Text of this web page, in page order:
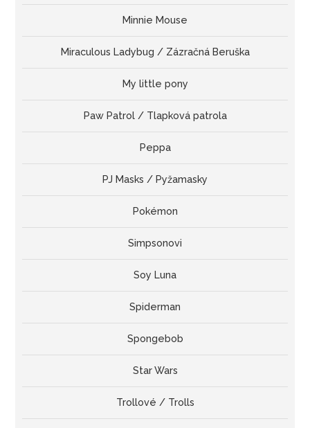
Minnie Mouse
Miraculous Ladybug / Zázračná Beruška
My little pony
Paw Patrol / Tlapková patrola
Peppa
PJ Masks / Pyžamasky
Pokémon
Simpsonovi
Soy Luna
Spiderman
Spongebob
Star Wars
Trollové / Trolls